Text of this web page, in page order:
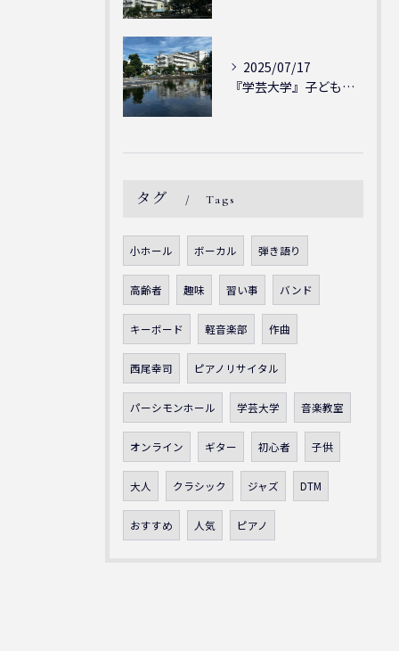
2025/07/17
『学芸大学』子どもには子どもの表現が大切！シェリー・アーツ音...
タグ Tags
小ホール ボーカル 弾き語り
高齢者 趣味 習い事 バンド
キーボード 軽音楽部 作曲
西尾幸司 ピアノリサイタル
パーシモンホール 学芸大学 音楽教室
オンライン ギター 初心者 子供
大人 クラシック ジャズ DTM
おすすめ 人気 ピアノ